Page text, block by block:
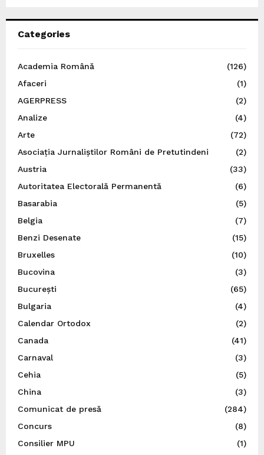
Categories
Academia Română
(126)
Afaceri
(1)
AGERPRESS
(2)
Analize
(4)
Arte
(72)
Asociația Jurnaliștilor Români de Pretutindeni
(2)
Austria
(33)
Autoritatea Electorală Permanentă
(6)
Basarabia
(5)
Belgia
(7)
Benzi Desenate
(15)
Bruxelles
(10)
Bucovina
(3)
București
(65)
Bulgaria
(4)
Calendar Ortodox
(2)
Canada
(41)
Carnaval
(3)
Cehia
(5)
China
(3)
Comunicat de presă
(284)
Concurs
(8)
Consilier MPU
(1)